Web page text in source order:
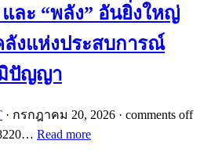
ละ “พลัง” อันยิ่งใหญ่
ลังแห่งประสบการณ์
มิปัญญา
· กรกฎาคม 20, 2026 · comments off
Read more